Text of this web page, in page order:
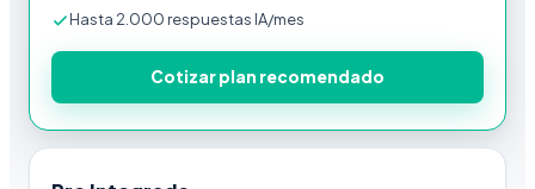
Hasta 2.000 respuestas IA/mes
Cotizar plan recomendado